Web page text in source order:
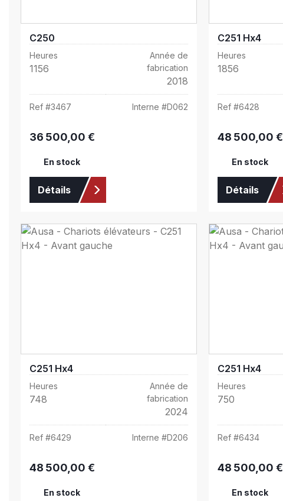
C250
Heures
1156
Année de
fabrication
2018
Ref #3467 Interne #D062
Prix régulier :
36 500,00 €
En stock
Détails
C251 Hx4
Heures
1856
Ref #6428
Prix régulier :
48 500,00 €
En stock
Détails
C251 Hx4
Heures
748
Année de
fabrication
2024
Ref #6429 Interne #D206
Prix régulier :
48 500,00 €
En stock
C251 Hx4
Heures
750
Ref #6434
Prix régulier :
48 500,00 €
En stock